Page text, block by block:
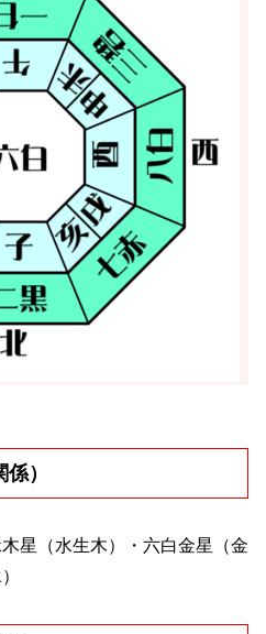
）
星（水生木）・六白金星（金